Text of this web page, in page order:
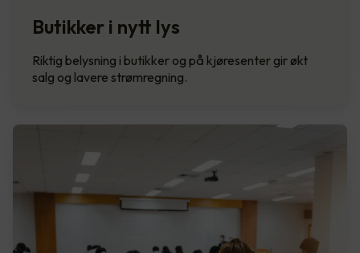
Butikker i nytt lys
Riktig belysning i butikker og på kjøresenter gir økt
salg og lavere strømregning.